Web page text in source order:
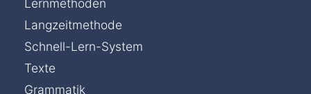
Lernmethoden
Langzeitmethode
Schnell-Lern-System
Texte
Grammatik